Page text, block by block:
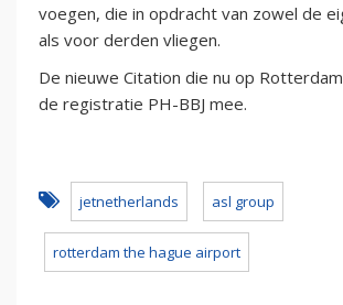
voegen, die in opdracht van zowel de
als voor derden vliegen.
De nieuwe Citation die nu op
de registratie PH-BBJ mee.
jetnetherlands asl group
rotterdam the hague airport